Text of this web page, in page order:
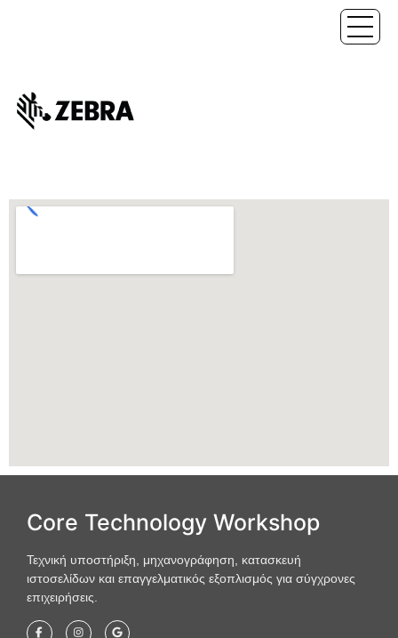
Core Technology Workshop
Τεχνική υποστήριξη, μηχανογράφηση, κατασκευή
ιστοσελίδων και επαγγελματικός εξοπλισμός για σύγχρονες
επιχειρήσεις.